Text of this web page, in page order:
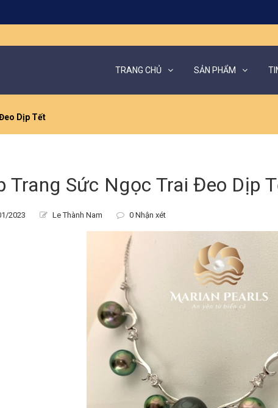
TRANG CHỦ SẢN PHẨM
Dịp Tết
Trang Sức Ngọc Trai Đeo Dịp
2023 Le Thành Nam 0 Nhận xét